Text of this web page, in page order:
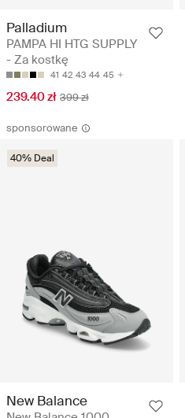
Palladium
PAMPA HI HTG SUPPLY
- Za kostkę
41 42 43 44 45
239.40 zł 399 zł
sponsorowane
40% Deal
New Balance